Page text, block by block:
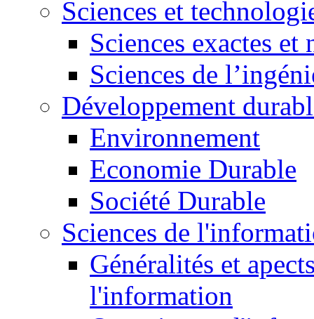
Sciences et
Sciences exactes et
Sciences de
Développement
Environnement
Economie Durable
Société Durable
Sciences de
Généralités et
l'information